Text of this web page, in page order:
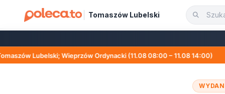
Tomaszów Lubelski
Wieprzów Ordynacki (11.08 08:00 – 11.08 14:00) │